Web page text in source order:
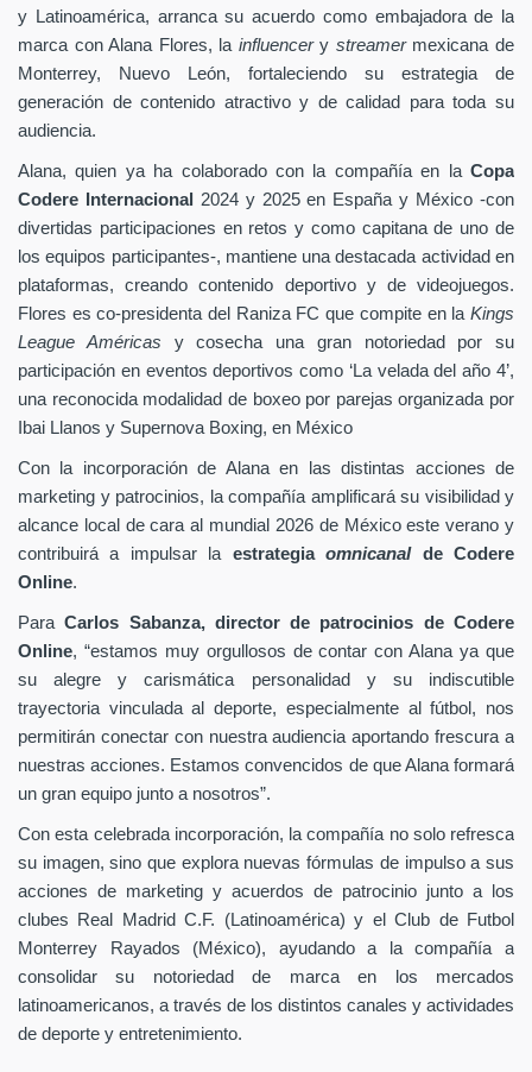
y Latinoamérica, arranca su acuerdo como embajadora de la
marca con Alana Flores, la influencery streamer mexicana de
Monterrey, Nuevo León, fortaleciendo su estrategia de
generación de contenido atractivo y de calidad para toda su
audiencia.
Alana, quien ya ha colaborado con la compañía en la Copa
Codere Internacional 2024 y 2025 en España y México -con
divertidas participaciones en retos y como capitana de uno de
los equipos participantes-, mantiene una destacada actividad en
plataformas, creando contenido deportivo y de videojuegos.
Flores es co-presidenta del Raniza FC que compite en la Kings
League Américas y cosecha una gran notoriedad por su
participación en eventos deportivos como ‘La velada del año 4’,
una reconocida modalidad de boxeo por parejas organizada por
Ibai Llanos y Supernova Boxing, en México
Con la incorporación de Alana en las distintas acciones de
marketing y patrocinios, la compañía amplificará su visibilidad y
alcance local de cara al mundial 2026 de México este verano y
contribuirá a impulsar la estrategiaomnicanal de Codere
Online.
ParaCarlos Sabanza, director de patrocinios de Codere
Online, “estamos muy orgullosos de contar con Alana ya que
su alegre y carismática personalidad y su indiscutible
trayectoria vinculada al deporte, especialmente al fútbol, nos
permitirán conectar con nuestra audiencia aportando frescura a
nuestras acciones. Estamos convencidos de que Alana formará
un gran equipo junto a nosotros”.
Con esta celebrada incorporación, la compañía no solo refresca
su imagen, sino que explora nuevas fórmulas de impulso a sus
acciones de marketing y acuerdos de patrocinio junto a los
clubes Real Madrid C.F. (Latinoamérica) y el Club de Futbol
Monterrey Rayados (México), ayudando a la compañía a
consolidar su notoriedad de marca en los mercados
latinoamericanos, a través de los distintos canales y actividades
de deporte y entretenimiento.